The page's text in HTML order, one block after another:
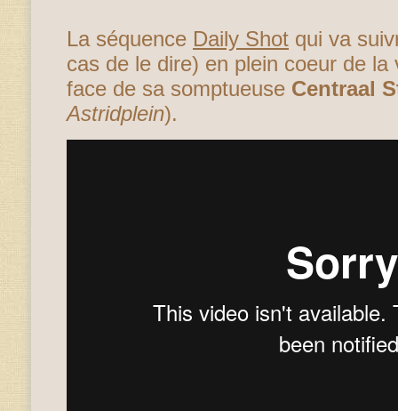
La séquence Daily Shot qui va
cas de le dire) en plein coeur de la
face de sa somptueuse Centraal
Astridplein).